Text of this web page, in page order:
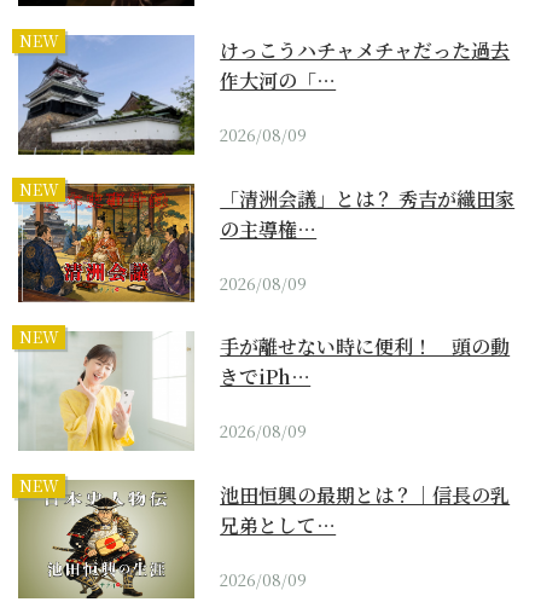
NEW
けっこうハチャメチャだった過去
作大河の「…
2026/08/09
NEW
「清洲会議」とは？ 秀吉が織田家
の主導権…
2026/08/09
NEW
手が離せない時に便利！ 頭の動
きでiPh…
2026/08/09
NEW
池田恒興の最期とは？｜信長の乳
兄弟として…
2026/08/09